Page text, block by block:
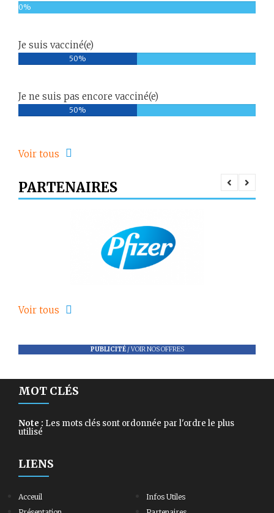
0%
Je suis vacciné(e)
50%
Je ne suis pas encore vacciné(e)
50%
Voir tous
PARTENAIRES
Voir tous
PUBLICITÉ/VOIR NOS OFFRES
MOT CLÉS
Note : Les mots clés sont ordonnée par l'ordre le plus
utilisé
LIENS
Acceuil
Infos Utiles